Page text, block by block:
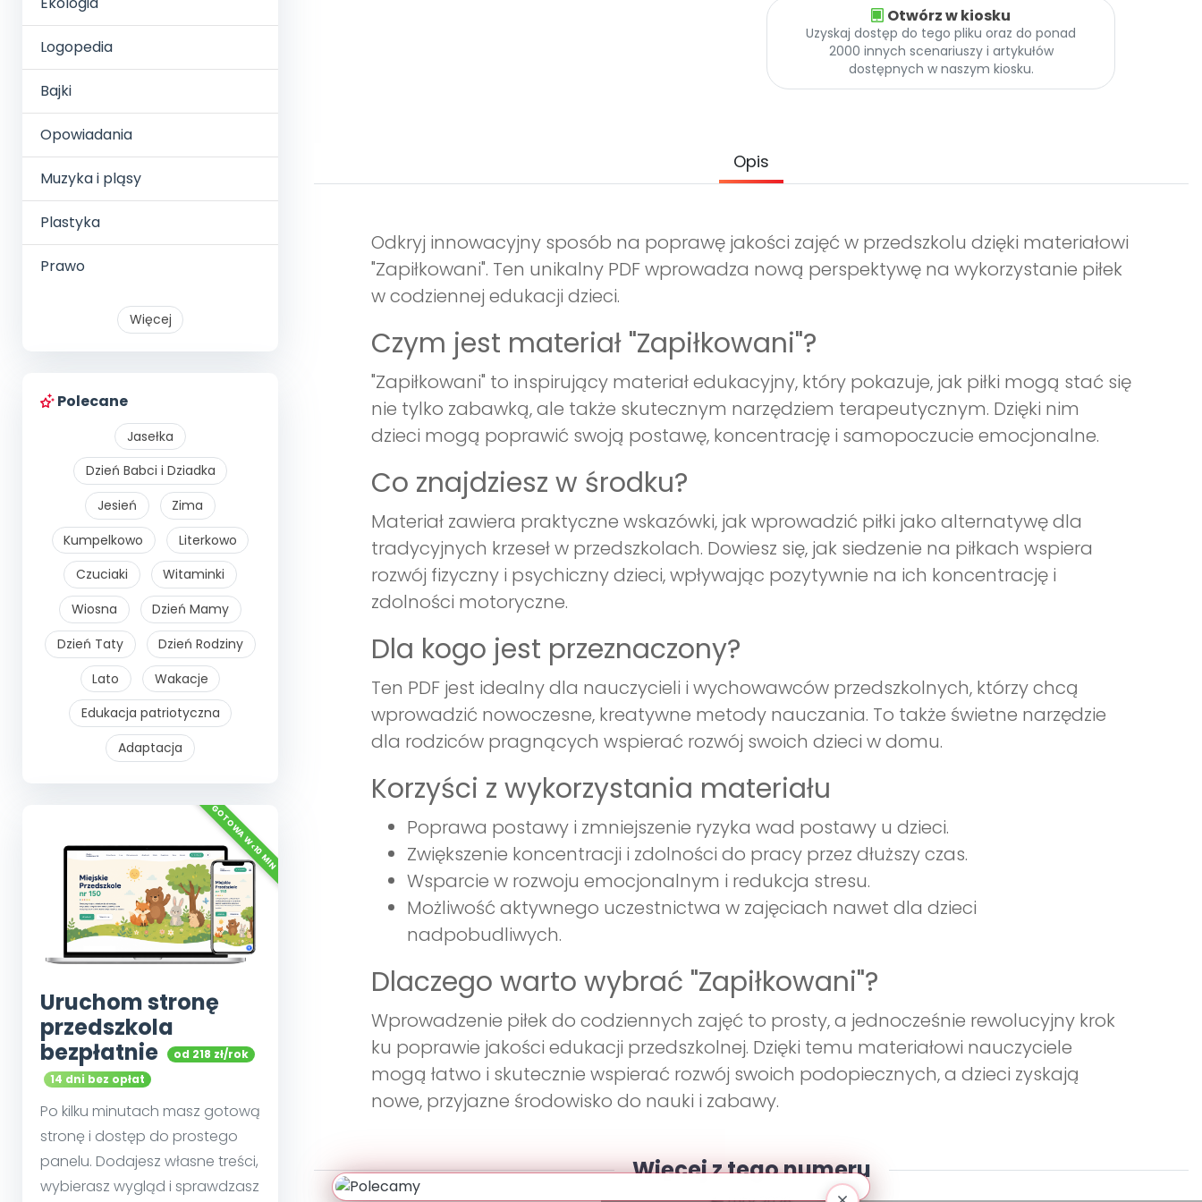
Logopedia
Bajki
Opowiadania
Muzyka i pląsy
Plastyka
Prawo
Więcej
Polecane
Jasełka
Dzień Babci i Dziadka
Jesień
Zima
Kumpelkowo
Literkowo
Czuciaki
Witaminki
Wiosna
Dzień Mamy
Dzień Taty
Dzień Rodziny
Lato
Wakacje
Edukacja patriotyczna
Adaptacja
Uruchom stronę
przedszkola
bezpłatnie
od 218 zł/rok
14 dni bez opłat
Po kilku minutach masz gotową
stronę i dostęp do prostego
panelu. Dodajesz własne treści,
wybierasz wygląd i sprawdzasz
Otwórz w kiosku
Uzyskaj dostęp do tego pliku oraz do ponad
2000 innych scenariuszy i artykułów
dostępnych w naszym kiosku.
Opis
Odkryj innowacyjny sposób na poprawę jakości zajęć w przedszkolu dzięki materiałowi
"Zapiłkowani". Ten unikalny PDF wprowadza nową perspektywę na wykorzystanie piłek
w codziennej edukacji dzieci.
Czym jest materiał "Zapiłkowani"?
"Zapiłkowani" to inspirujący materiał edukacyjny, który pokazuje, jak piłki mogą stać się
nie tylko zabawką, ale także skutecznym narzędziem terapeutycznym. Dzięki nim
dzieci mogą poprawić swoją postawę, koncentrację i samopoczucie emocjonalne.
Co znajdziesz w środku?
Materiał zawiera praktyczne wskazówki, jak wprowadzić piłki jako alternatywę dla
tradycyjnych krzeseł w przedszkolach. Dowiesz się, jak siedzenie na piłkach wspiera
rozwój fizyczny i psychiczny dzieci, wpływając pozytywnie na ich koncentrację i
zdolności motoryczne.
Dla kogo jest przeznaczony?
Ten PDF jest idealny dla nauczycieli i wychowawców przedszkolnych, którzy chcą
wprowadzić nowoczesne, kreatywne metody nauczania. To także świetne narzędzie
dla rodziców pragnących wspierać rozwój swoich dzieci w domu.
Korzyści z wykorzystania materiału
Poprawa postawy i zmniejszenie ryzyka wad postawy u dzieci.
Zwiększenie koncentracji i zdolności do pracy przez dłuższy czas.
Wsparcie w rozwoju emocjonalnym i redukcja stresu.
Możliwość aktywnego uczestnictwa w zajęciach nawet dla dzieci
nadpobudliwych.
Dlaczego warto wybrać "Zapiłkowani"?
Wprowadzenie piłek do codziennych zajęć to prosty, a jednocześnie rewolucyjny krok
ku poprawie jakości edukacji przedszkolnej. Dzięki temu materiałowi nauczyciele
mogą łatwo i skutecznie wspierać rozwój swoich podopiecznych, a dzieci zyskają
nowe, przyjazne środowisko do nauki i zabawy.
Więcej z tego numeru